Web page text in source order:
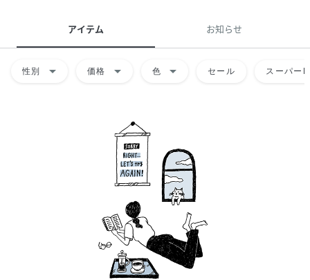
アイテム お知らせ
性別 arrow_drop_down 価格 arrow_drop_down 色 arrow_drop_down セール スーパー